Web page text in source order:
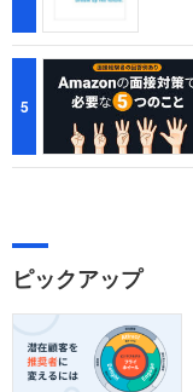
5
ピックアップ